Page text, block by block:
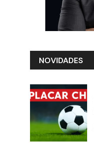
NOVIDADES